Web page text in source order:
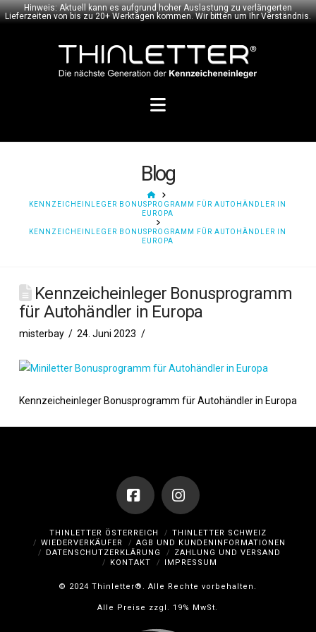
Hinweis: Aktuell kann es aufgrund hoher Auslastung zu verlängerten
Lieferzeiten von bis zu 20+ Werktagen kommen. Wir bitten um Ihr Verständnis.
Navigation
Blog
HOME
KENNZEICHEINLEGER BONUSPROGRAMM FÜR AUTOHÄNDLER IN
EUROPA
KENNZEICHEINLEGER BONUSPROGRAMM FÜR AUTOHÄNDLER IN
EUROPA
Kennzeicheinleger Bonusprogramm
für Autohändler in Europa
misterbay 24. Juni 2023
Kennzeicheinleger Bonusprogramm für Autohändler in Europa
FacebookInstagram
THINLETTER ÖSTERREICH
THINLETTER SCHWEIZ
WIEDERVERKÄUFER
AGB UND KUNDENINFORMATIONEN
DATENSCHUTZERKLÄRUNG
ZAHLUNG UND VERSAND
KONTAKT
IMPRESSUM
© 2024 Thinletter®. Alle Rechte vorbehalten.
Alle Preise zzgl. 19% MwSt.